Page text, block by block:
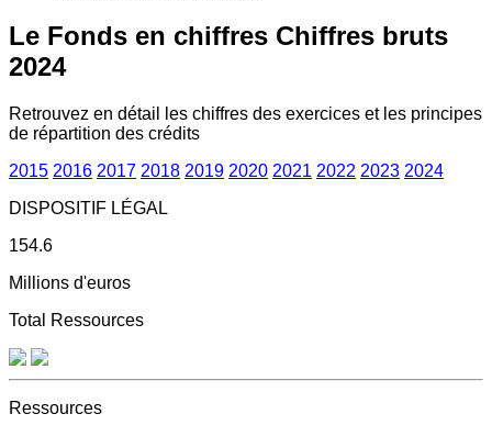
Le Fonds en chiffres Chiffres bruts
2024
Retrouvez en détail les chiffres des exercices et les principes
de répartition des crédits
2015 2016 2017 2018 2019 2020 2021 2022 2023 2024
DISPOSITIF LÉGAL
154.6
Millions d'euros
Total Ressources
Ressources